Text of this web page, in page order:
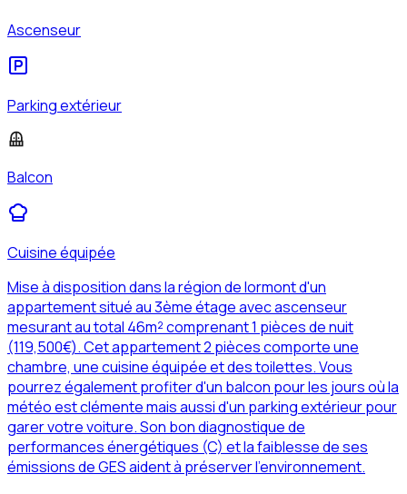
Ascenseur
Parking extérieur
Balcon
Cuisine équipée
Mise à disposition dans la région de lormont d'un
appartement situé au 3ème étage avec ascenseur
mesurant au total 46m² comprenant 1 pièces de nuit
(119,500€). Cet appartement 2 pièces comporte une
chambre, une cuisine équipée et des toilettes. Vous
pourrez également profiter d'un balcon pour les jours où la
météo est clémente mais aussi d'un parking extérieur pour
garer votre voiture. Son bon diagnostique de
performances énergétiques (C) et la faiblesse de ses
émissions de GES aident à préserver l'environnement.